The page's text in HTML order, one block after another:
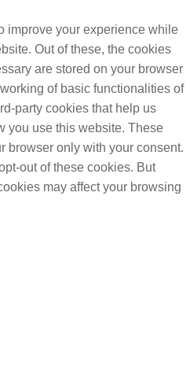
improve your experience while
Out of these, the cookies
are stored on your browser
of basic functionalities of
party cookies that help us
you use this website. These
browser only with your consent.
out of these cookies. But
may affect your browsing